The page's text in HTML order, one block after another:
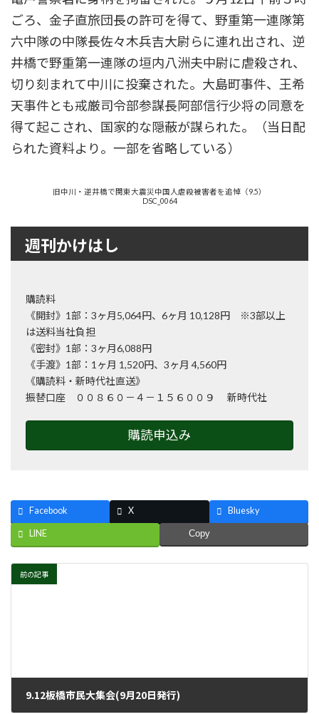
ごろ、金子直旅団長の許可を得て、野重第一連隊第
六中隊の中隊長佐々木兵吉大尉らに連れ出され、逆
井橋で野重第一連隊の垣内八洲夫中尉に虐殺され、
切り刻まれて中川に投棄された。大島町事件、王希
天事件とも戒厳司令部参謀長阿部信行少将の同意を
得て起こされ、国家的な隠蔽が謀られた。（当日配
られた資料より。一部を省略している）
旧中川・逆井橋で関東大震災中国人虐殺被害者を追悼（9.5）
DSC_0064
週刊かけはし
購読料
《開封》1部：3ヶ月5,064円、6ヶ月 10,128円 ※3部以上
は送料当社負担
《密封》1部：3ヶ月6,088円
《手渡》1部：1ヶ月 1,520円、3ヶ月 4,560円
《購読料・新時代社直送》
振替口座 ００８６０－４－１５６００９ 新時代社
購読申込み
Facebook X Bluesky
LINE Copy
前の記事
9.12板橋市民大集会(9月20日発行)